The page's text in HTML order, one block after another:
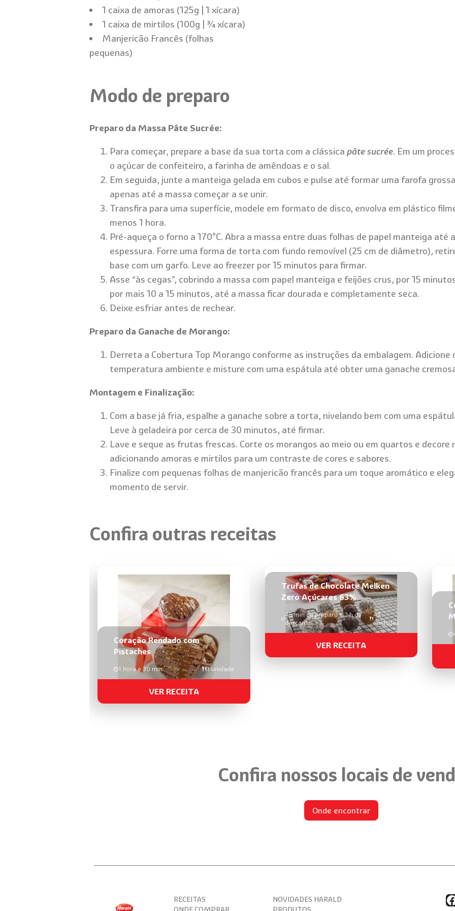
1 caixa de amoras (125g | 1 xícara)
1 caixa de mirtilos (100g | ¾ xícara)
Manjericão Francês (folhas
pequenas)
Modo de preparo
Preparo da Massa Pâte Sucrée:
Para começar, prepare a base da sua torta com a clássica pâte sucrée. Em um
o açúcar de confeiteiro, a farinha de amêndoas e o sal.
Em seguida, junte a manteiga gelada em cubos e pulse até formar uma farofa
apenas até a massa começar a se unir.
Transfira para uma superfície, modele em formato de disco, envolva em plástico
menos 1 hora.
Pré-aqueça o forno a 170°C. Abra a massa entre duas folhas de papel manteiga até
espessura. Forre uma forma de torta com fundo removível (25 cm de diâmetro),
base com um garfo. Leve ao freezer por 15 minutos para firmar.
Asse “às cegas”, cobrindo a massa com papel manteiga e feijões crus, por 15
por mais 10 a 15 minutos, até a massa ficar dourada e completamente seca.
Deixe esfriar antes de rechear.
Preparo da Ganache de Morango:
Derreta a Cobertura Top Morango conforme as instruções da embalagem. Adicione
temperatura ambiente e misture com uma espátula até obter uma ganache
Montagem e Finalização:
Com a base já fria, espalhe a ganache sobre a torta, nivelando bem com uma
Leve à geladeira por cerca de 30 minutos, até firmar.
Lave e seque as frutas frescas. Corte os morangos ao meio ou em quartos e
adicionando amoras e mirtilos para um contraste de cores e sabores.
Finalize com pequenas folhas de manjericão francês para um toque aromático e
momento de servir.
Confira outras receitas
Coração Rendado com
Pistaches​
1 hora e 30 min 1 unidade
VER RECEITA
Trufas de Chocolate Melken
Zero Açúcares 63%
45 min de preparo + 2 h de
descanso
45
unidades
VER RECEITA
Confira nossos locais de
Onde encontrar
RECEITAS
NOVIDADES HARALD